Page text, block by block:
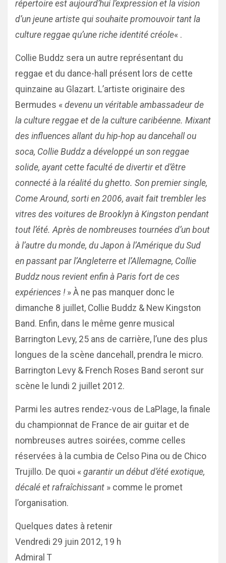
répertoire est aujourd’hui l’expression et la vision
d’un jeune artiste qui souhaite promouvoir tant la
culture reggae qu’une riche identité créole« .
Collie Buddz sera un autre représentant du
reggae et du dance-hall présent lors de cette
quinzaine au Glazart. L’artiste originaire des
Bermudes « devenu un véritable ambassadeur de
la culture reggae et de la culture caribéenne. Mixant
des influences allant du hip-hop au dancehall ou
soca, Collie Buddz a développé un son reggae
solide, ayant cette faculté de divertir et d’être
connecté à la réalité du ghetto. Son premier single,
Come Around, sorti en 2006, avait fait trembler les
vitres des voitures de Brooklyn à Kingston pendant
tout l’été. Après de nombreuses tournées d’un bout
à l’autre du monde, du Japon à l’Amérique du Sud
en passant par l’Angleterre et l’Allemagne, Collie
Buddz nous revient enfin à Paris fort de ces
expériences !» À ne pas manquer donc le
dimanche 8 juillet, Collie Buddz & New Kingston
Band. Enfin, dans le même genre musical
Barrington Levy, 25 ans de carrière, l’une des plus
longues de la scène dancehall, prendra le micro.
Barrington Levy & French Roses Band seront sur
scène le lundi 2 juillet 2012.
Parmi les autres rendez-vous de LaPlage, la finale
du championnat de France de air guitar et de
nombreuses autres soirées, comme celles
réservées à la cumbia de Celso Pina ou de Chico
Trujillo. De quoi « garantir un début d’été exotique,
décalé et rafraîchissant » comme le promet
l’organisation.
Quelques dates à retenir
Vendredi 29 juin 2012, 19 h
Admiral T